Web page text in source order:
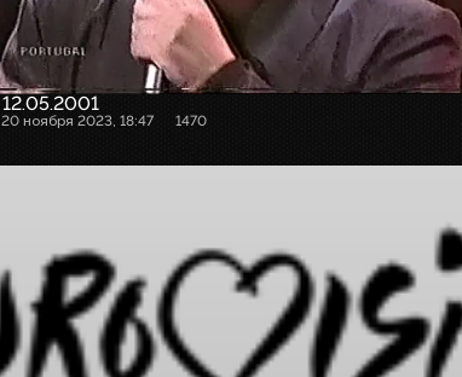
12.05.2001
20 ноября 2023, 18:47 1470